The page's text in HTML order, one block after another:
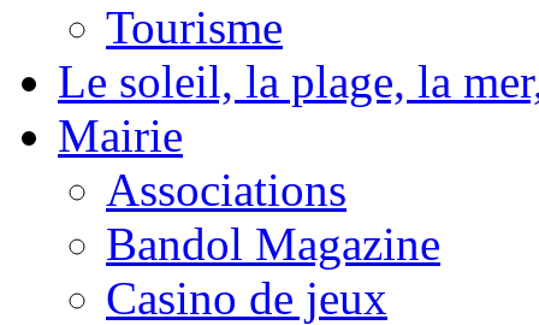
Tourisme
Le soleil, la plage, la
Mairie
Associations
Bandol Magazine
Casino de jeux